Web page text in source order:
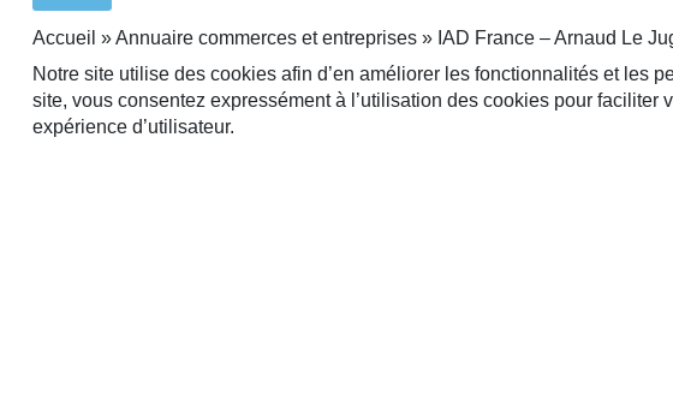
Accueil » Annuaire commerces et entreprises » IAD France – Arnaud Le
Notre site utilise des cookies afin d’en améliorer les fonctionnalités et les
site, vous consentez expressément à l’utilisation des cookies pour faciliter
expérience d’utilisateur.